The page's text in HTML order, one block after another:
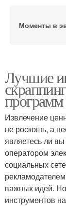
Моменты в
Моменты при
Ключевые
Лучшие
программ
Извлечение
не роскошь, а
являетесь ли
оператором
социальных
важных идей.
инструментов